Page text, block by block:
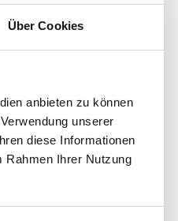
Über Cookies
anbieten zu können
unserer
diese Informationen
Rahmen Ihrer Nutzung